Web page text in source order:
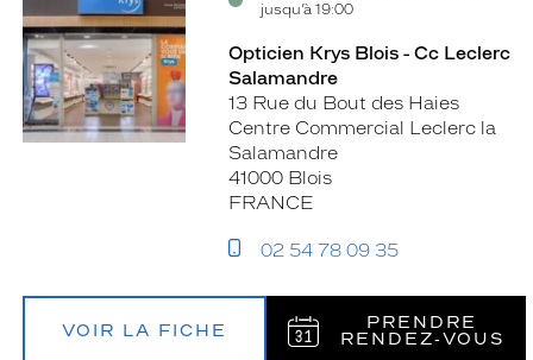
jusqu’à 19:00
Opticien Krys Blois - Cc Leclerc
Salamandre
13 Rue du Bout des Haies
Centre Commercial Leclerc la
Salamandre
41000 Blois
FRANCE
02 54 78 09 35
VOIR LA FICHE
PRENDRE
RENDEZ‑VOUS